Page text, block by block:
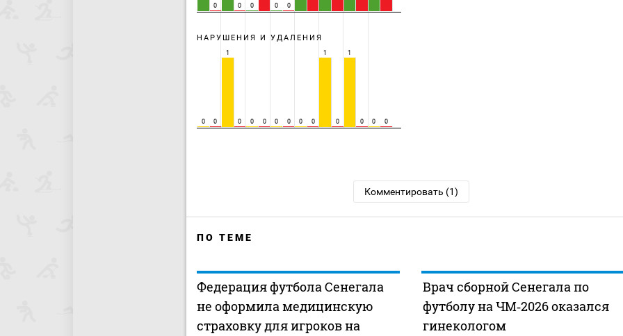
0 0 0 0 0
НАРУШЕНИЯ И УДАЛЕНИЯ
0 0
1
0 0 0 0 0 0 0
1
0
1
0 0 0
Комментировать (1)
ПО ТЕМЕ
Федерация футбола Сенегала
не оформила медицинскую
страховку для игроков на
Врач сборной Сенегала по
футболу на ЧМ‑2026 оказался
гинекологом